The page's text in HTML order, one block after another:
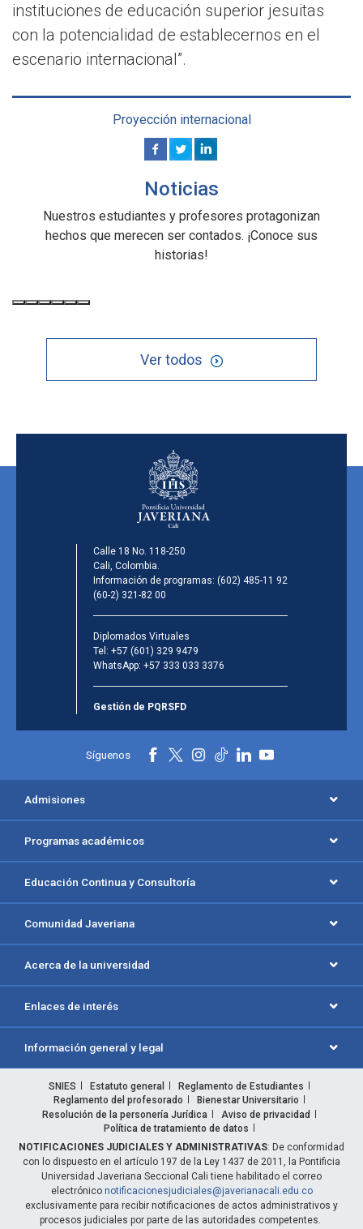
instituciones de educación superior jesuitas
con la potencialidad de establecernos en el
escenario internacional”.
Proyección internacional
Noticias
Nuestros estudiantes y profesores protagonizan
hechos que merecen ser contados. ¡Conoce sus
historias!
Ver todos
Calle 18 No. 118-250
Cali, Colombia.
Información de programas: (602) 485-11 92
(60-2) 321-82 00
Diplomados Virtuales
Tel: +57 (601) 329 9479
WhatsApp: +57 333 033 3376
Gestión de PQRSFD
Síguenos
Admisiones
Programas académicos
Educación Continua y Consultoría
Comunidad Javeriana
Acerca de la universidad
Enlaces de interés
Información general y legal
SNIES Estatuto general
Reglamento de Estudiantes
Reglamento del profesorado
Bienestar Universitario
Resolución de la personería Jurídica
Aviso de privacidad
Política de tratamiento de datos
NOTIFICACIONES JUDICIALES Y ADMINISTRATIVAS: De conformidad
con lo dispuesto en el artículo 197 de la Ley 1437 de 2011, la Pontificia
Universidad Javeriana Seccional Cali tiene habilitado el correo
electrónico notificacionesjudiciales@javerianacali.edu.co
exclusivamente para recibir notificaciones de actos administrativos y
procesos judiciales por parte de las autoridades competentes.